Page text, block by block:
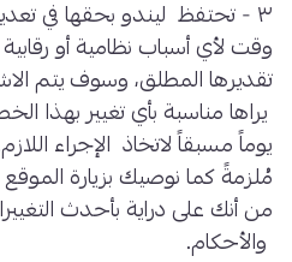
٣ - تحتفظ ليندو بحقها في
وقت لأي أسباب نظامية أو
تقديرها المطلق، وسوف يتم
يوماً مسبقاً لاتخاذ الإجراء
مُلزمةً كما نوصيك بزيارة
من أنك على دراية بأحدث
والأحكام.